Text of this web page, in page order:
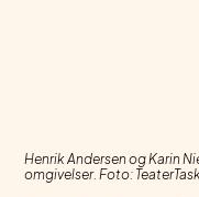
Henrik Andersen og Karin
omgivelser. Foto: